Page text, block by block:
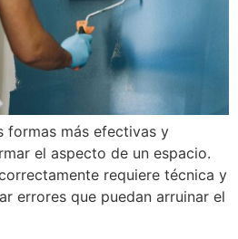
formas más efectivas y
el aspecto de un espacio.
requiere técnica y
errores que puedan arruinar el